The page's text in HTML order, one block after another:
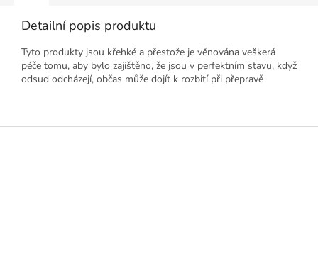
Detailní popis produktu
Tyto produkty jsou křehké a přestože je věnována veškerá
péče tomu, aby bylo zajištěno, že jsou v perfektním stavu, když
odsud odcházejí, občas může dojít k rozbití při přepravě
Z